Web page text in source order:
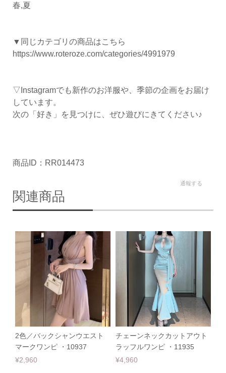
春,夏
▼同じカテゴリの商品はこちら
https://www.roteroze.com/categories/4991979
▽Instagramでも新作のお洋服や、季節の企画をお届け
しています。
次の「好き」を見つけに、ぜひ遊びにきてください♪
商品ID：RR014473
通報する
関連商品
2色／バックシャンウエスト
マークワンピ ・10937
¥2,960
チェーンネックカットアウト
ラッフルワンピ ・11935
¥4,960